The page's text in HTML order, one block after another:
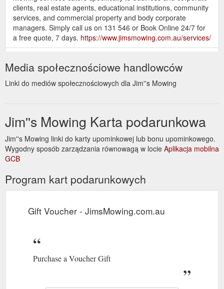
clients, real estate agents, educational institutions, community
services, and commercial property and body corporate
managers. Simply call us on 131 546 or Book Online 24/7 for
a free quote, 7 days. https://www.jimsmowing.com.au/services/
Our tips for top dressing your lawn If you’re looking at ways to
across the idea of top dressing. Lawn top dressing is often
https://www.jimsmowing.com.au/articles/lawn-care/
Gardening Contractor Rates - JimsMowing.com.au
Specialisation
– Gardening businesses that hire individuals to do the actual
work will charge higher than self-employed gardeners. Usually,
Tasks involved – Expect a lower fee if you just want them to
remove the weeds. But if you choose to let them mow, fertilise
https://www.jimsmowing.com.au/2017/05/gardening-
Ocean
West. Pascoe Vale. Pemulwuy. Pennant Hills. Please call 131
https://www.jimsmowing.com.au/franchises-for-sale/page/6/
Media społecznościowe handlowców
Linki do mediów społecznościowych dla Jim''s Mowing
Jim''s Mowing Karta podarunkowa
Jim''s Mowing linki do karty upominkowej lub bonu upominkowego.
Wygodny sposób zarządzania równowagą w locie Aplikacja mobilna
GCB
Program kart podarunkowych
Gift Voucher - JimsMowing.com.au
Purchase a Voucher Gift